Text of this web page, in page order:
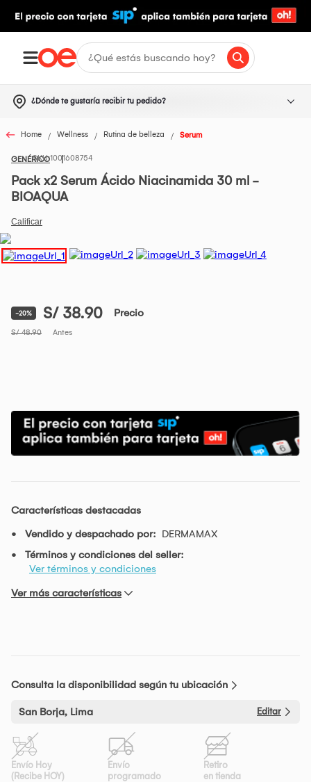
¿Dónde te gustaría recibir tu pedido?
Home Wellness Rutina de belleza Serum
GENÉRICO1001608754
Pack x2 Serum Ácido Niacinamida 30 ml -
BIOAQUA
-20% S/ 38.90 Precio
S/ 48.90 Antes
Características destacadas
Vendido y despachado por: DERMAMAX
Términos y condiciones del seller:
Ver términos y condiciones
Ver más características
Consulta la disponibilidad según tu ubicación
San Borja, Lima Editar
Envío Hoy
(Recibe HOY)
Envío
programado
Retiro
en tienda